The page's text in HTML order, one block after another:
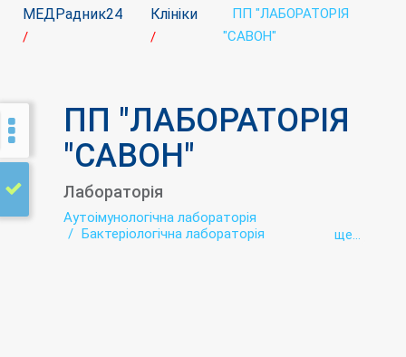
МЕДРадник24
/
Клініки
/
ПП "ЛАБОРАТОРІЯ
"САВОН"
ПП "ЛАБОРАТОРІЯ
"САВОН"
Лабораторія
Аутоімунологічна лабораторія
Бактеріологічна лабораторія
ще...